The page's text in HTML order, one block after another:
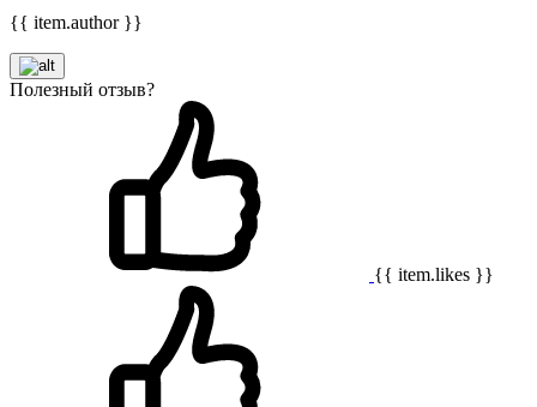
{{ item.author }}
Полезный отзыв?
{{ item.likes }}